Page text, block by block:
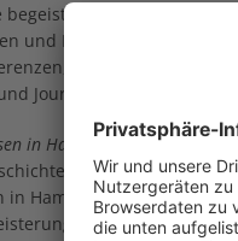
Die CMT ist
und Kongressen. Zudem
arbeiten mit
Journalisten auf der
in Hamburg und Leipzig
haben wir ein
in Hamburg und Leipzig
alle drei Messen,